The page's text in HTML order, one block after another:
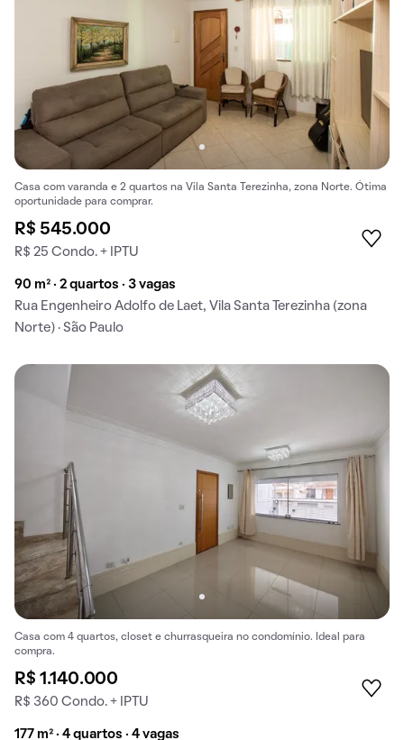
Casa com varanda e 2 quartos na Vila Santa Terezinha, zona Norte. Ótima
oportunidade para comprar.
R$ 545.000
R$ 25 Condo. + IPTU
90 m² · 2 quartos · 3 vagas
Rua Engenheiro Adolfo de Laet, Vila Santa Terezinha (zona
Norte) · São Paulo
Casa com 4 quartos, closet e churrasqueira no condomínio. Ideal para
compra.
R$ 1.140.000
R$ 360 Condo. + IPTU
177 m² · 4 quartos · 4 vagas